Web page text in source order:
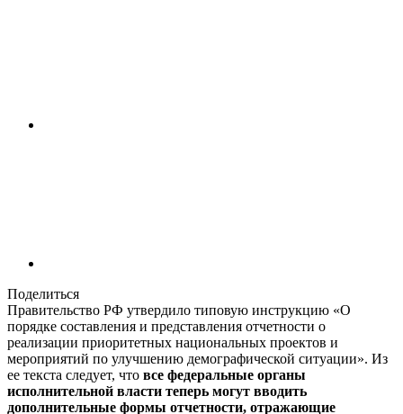
Поделиться
Правительство РФ утвердило типовую инструкцию «О
порядке составления и представления отчетности о
реализации приоритетных национальных проектов и
мероприятий по улучшению демографической ситуации». Из
ее текста следует, что все федеральные органы
исполнительной власти теперь могут вводить
дополнительные формы отчетности, отражающие